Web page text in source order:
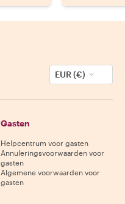
EUR (€)
Gasten
Helpcentrum voor gasten
Annuleringsvoorwaarden voor
gasten
Algemene voorwaarden voor
gasten